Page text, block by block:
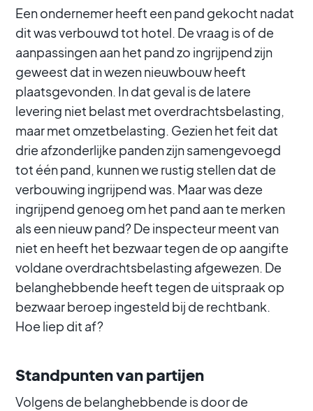
Een ondernemer heeft een pand gekocht nadat
dit was verbouwd tot hotel. De vraag is of de
aanpassingen aan het pand zo ingrijpend zijn
geweest dat in wezen nieuwbouw heeft
plaatsgevonden. In dat geval is de latere
levering niet belast met overdrachtsbelasting,
maar met omzetbelasting. Gezien het feit dat
drie afzonderlijke panden zijn samengevoegd
tot één pand, kunnen we rustig stellen dat de
verbouwing ingrijpend was. Maar was deze
ingrijpend genoeg om het pand aan te merken
als een nieuw pand? De inspecteur meent van
niet en heeft het bezwaar tegen de op aangifte
voldane overdrachtsbelasting afgewezen. De
belanghebbende heeft tegen de uitspraak op
bezwaar beroep ingesteld bij de rechtbank.
Hoe liep dit af?
Standpunten van partijen
Volgens de belanghebbende is door de